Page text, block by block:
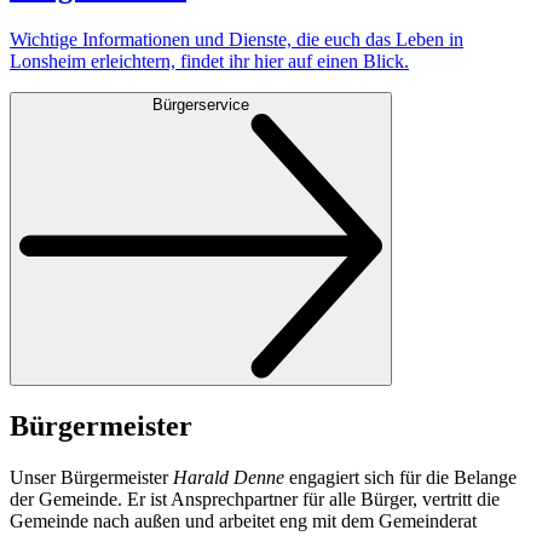
Wichtige Informationen und Dienste, die euch das Leben in
Lonsheim erleichtern, findet ihr hier auf einen Blick.
Bürgerservice
Bürgermeister
Unser Bürgermeister Harald Denne engagiert sich für die Belange
der Gemeinde. Er ist Ansprechpartner für alle Bürger, vertritt die
Gemeinde nach außen und arbeitet eng mit dem Gemeinderat